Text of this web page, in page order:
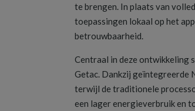
te brengen. In plaats van
toepassingen lokaal op het
betrouwbaarheid.
Centraal in deze ontwikkeling
Getac. Dankzij geïntegreerde
terwijl de traditionele
een lager energieverbruik en